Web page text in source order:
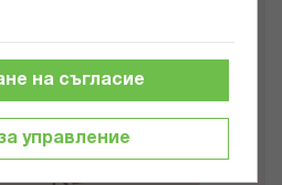
управление
на съгласие